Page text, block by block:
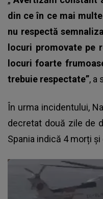
din ce în ce mai
nu respectă
locuri promovate pe
locuri foarte
trebuie respectate”, a
În urma incidentului,
decretat două zile de
Spania indică 4 morți